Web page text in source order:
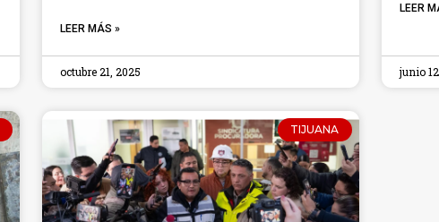
LEER MÁS »
octubre 21, 2025
LEER
junio
TIJUANA